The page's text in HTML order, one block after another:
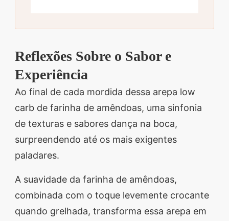
Reflexões Sobre o Sabor e
Experiência
Ao final de cada mordida dessa arepa low
carb de farinha de amêndoas, uma sinfonia
de texturas e sabores dança na boca,
surpreendendo até os mais exigentes
paladares.
A suavidade da farinha de amêndoas,
combinada com o toque levemente crocante
quando grelhada, transforma essa arepa em